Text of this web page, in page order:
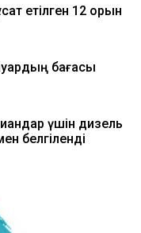
етілген 12 орын
бағасы
үшін дизель
белгіленді